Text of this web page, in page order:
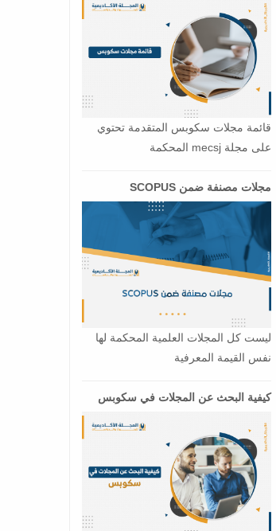
قائمة مجلات سكوبس المتقدمة تحتوي
على مجلة mecsj المحكمة
مجلات مصنفة ضمن SCOPUS
ليست كل المجلات العلمية المحكمة لها
نفس القيمة المعرفية
كيفية البحث عن المجلات في سكوبس